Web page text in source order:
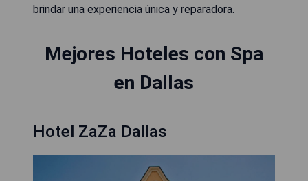
brindar una experiencia única y reparadora.
Mejores Hoteles con Spa
en Dallas
Hotel ZaZa Dallas